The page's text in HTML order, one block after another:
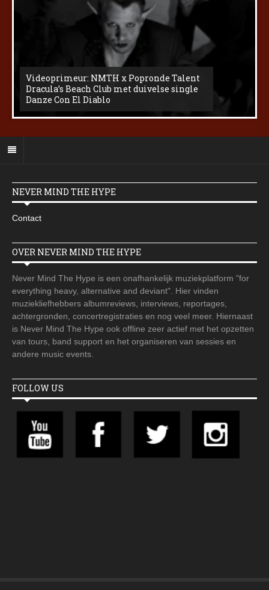
Videoprimeur: NMTH x Popronde Talent
Dracula’s Beach Club met duivelse single
Danze Con El Diablo
NEVER MIND THE HYPE
Contact
OVER NEVER MIND THE HYPE
Never Mind The Hype is een onafhankelijk muziekplatform "for
everything heavy, alternative and deviant". Hier vinden
muziekliefhebbers albumreviews, interviews, reportages,
achtergronden, concertregistraties en nog veel meer. Hiernaast
is Never Mind The Hype ook offline zeer actief met het opzetten
van tours, band support en het organiseren van sessies en
andere music events.
FOLLOW US